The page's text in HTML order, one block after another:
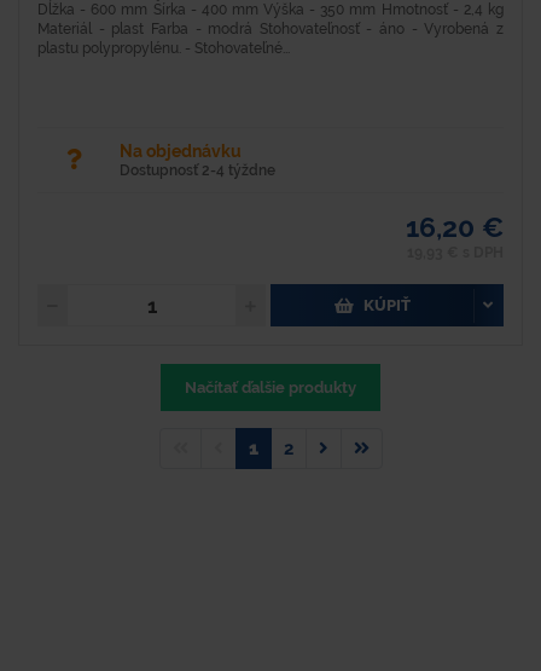
Dĺžka - 600 mm Šírka - 400 mm Výška - 350 mm Hmotnosť - 2,4 kg
Materiál - plast Farba - modrá Stohovateľnosť - áno - Vyrobená z
plastu polypropylénu. - Stohovateľné...
Na objednávku
Dostupnosť 2-4 týždne
16,20 €
KÚPIŤ
Načítať ďalšie produkty
1 2